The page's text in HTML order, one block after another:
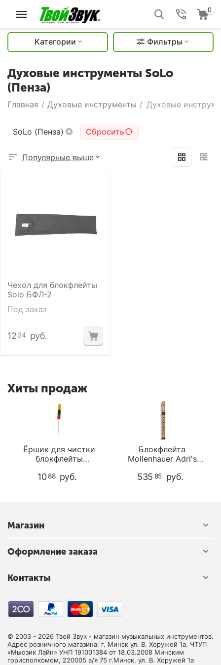
0
Категории Фильтры
Духовые инструменты SoLo
(Пенза)
Главная / Духовые инструменты / Духовые
SoLo (Пенза) Сбросить
Популярные выше
Чехол для блокфлейты
Solo БФЛ-2
Под заказ
12 24 руб.
Хиты продаж
Ёршик для чистки
блокфлейты
1088 руб.
Блокфлейта
Mollenhauer Adri's
535 85 руб.
Магазин
Оформление заказа
Контакты
© 2003 - 2026 Твой Звук - магазин музыкальных инструментов.
Адрес розничного магазина: г. Минск ул. В. Хоружей 1а. ЧТУП
«Мьюзик Лайн» УНП 191001384 от 18.03.2008 Минским
горисполкомом, 220005 а/я 75 г.Минск, ул. В. Хоружей 1а